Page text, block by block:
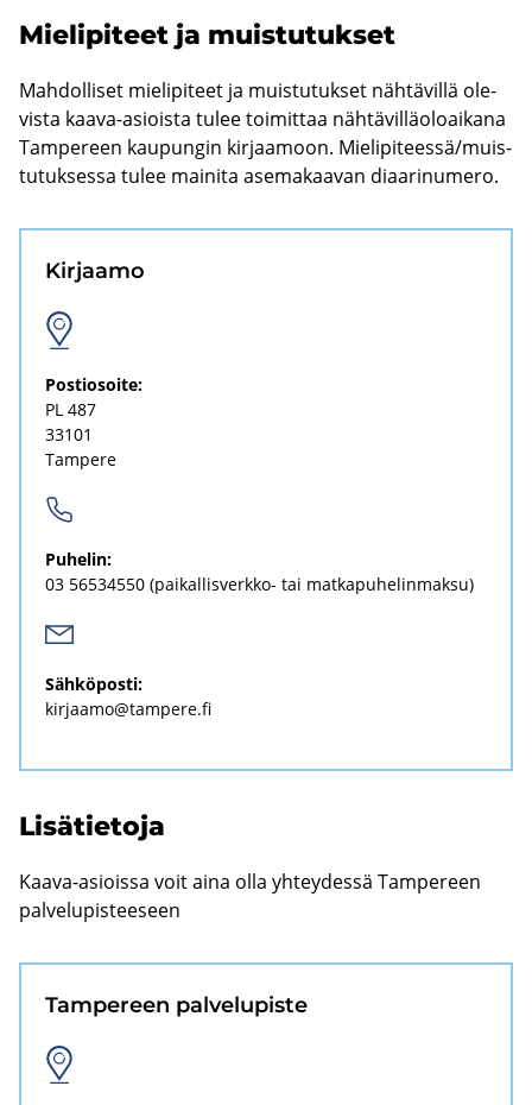
Mie­li­pi­teet ja muis­tu­tuk­set
Mah­dol­li­set mie­li­pi­teet ja muis­tu­tuk­set näh­tä­vil­lä ole­
vis­ta kaava-​asioista tulee toi­mit­taa näh­tä­vil­lä­oloai­ka­na
Tam­pe­reen kau­pun­gin kir­jaa­moon. Mie­li­pi­tees­sä/muis­
tu­tuk­ses­sa tulee mai­ni­ta ase­ma­kaa­van di­aa­ri­nu­me­ro.
Kir­jaa­mo
Pos­tio­soi­te:
PL 487
33101
Tam­pe­re
Pu­he­lin:
03 56534550 (paikallisverkko-​ tai mat­ka­pu­he­lin­mak­su)
Säh­kö­pos­ti:
kir­jaa­mo@tam­pe­re.fi
Li­sä­tie­to­ja
Kaava-​asioissa voit aina olla yh­tey­des­sä Tam­pe­reen
pal­ve­lu­pis­tee­seen
Tam­pe­reen pal­ve­lu­pis­te